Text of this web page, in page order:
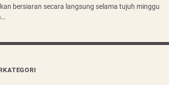
bersiaran secara langsung selama tujuh minggu